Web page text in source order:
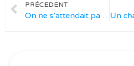
PRÉCEDENT
On ne s’attendait pas à vivre cela !